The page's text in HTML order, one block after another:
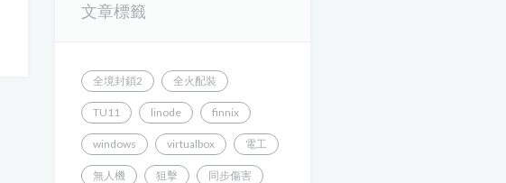
文章標籤
全境封鎖2 全火配裝
TU11 linode finnix
windows virtualbox 電工
無人機 狙擊 同步傷害